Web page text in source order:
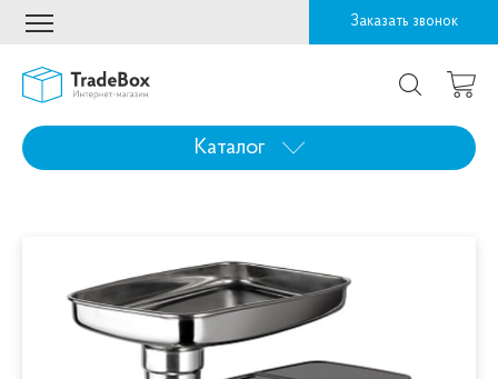
Заказать звонок
Каталог